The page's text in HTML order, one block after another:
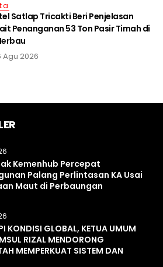
Satlap Tricakti Beri Penjelasan
Penanganan 53 Ton Pasir Timah di
Agu 2026
Kemenhub Percepat
Palang Perlintasan KA Usai
Maut di Perbaungan
KONDISI GLOBAL, KETUA UMUM
RIZAL MENDORONG
MEMPERKUAT SISTEM DAN